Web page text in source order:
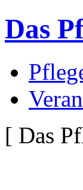
Das
[ Das